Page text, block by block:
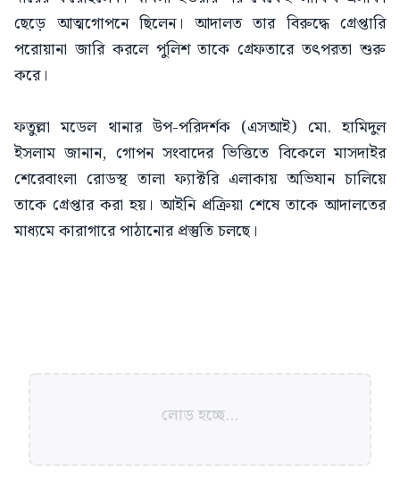
ছেড়ে আত্মগোপনে ছিলেন। আদালত তার বিরুদ্ধে গ্রেপ্তারি
পরোয়ানা জারি করলে পুলিশ তাকে গ্রেফতারে তৎপরতা শুরু
করে।
ফতুল্লা মডেল থানার উপ-পরিদর্শক (এসআই) মো. হামিদুল
ইসলাম জানান, গোপন সংবাদের ভিত্তিতে বিকেলে মাসদাইর
শেরেবাংলা রোডস্থ তালা ফ্যাক্টরি এলাকায় অভিযান চালিয়ে
তাকে গ্রেপ্তার করা হয়। আইনি প্রক্রিয়া শেষে তাকে আদালতের
মাধ্যমে কারাগারে পাঠানোর প্রস্তুতি চলছে।
লোড হচ্ছে...